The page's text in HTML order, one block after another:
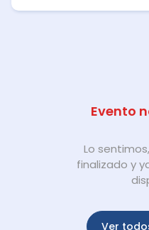
Evento
Lo
finalizado y
Ver